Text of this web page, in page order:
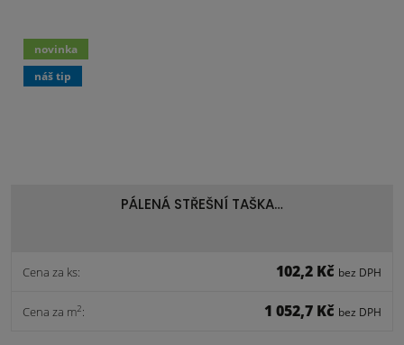
PÁLENÁ STŘEŠNÍ TAŠKA…
Cena za ks: 102,2 Kč bez DPH
Cena za m2: 1 052,7 Kč bez DPH
novinka
náš tip